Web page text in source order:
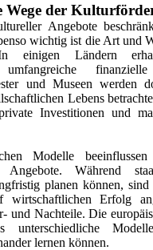
Wege der
Angebote
wichtig ist die Art und
einigen Ländern
umfangreiche finanzielle
und Museen werden
Lebens
Investitionen und
Modelle
Während
planen können,
wirtschaftlichen Erfolg
und Nachteile. Die
unterschiedliche
lernen können.